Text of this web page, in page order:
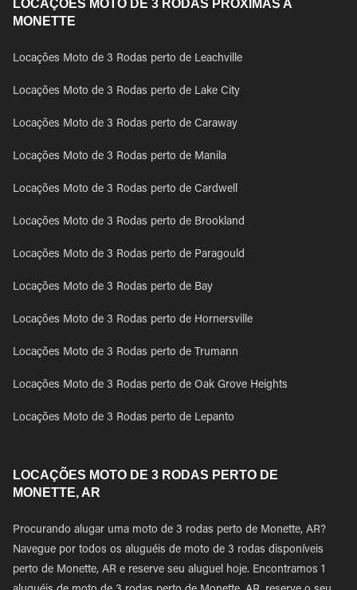
LOCAÇÕES MOTO DE 3 RODAS PRÓXIMAS A
MONETTE
Locações Moto de 3 Rodas perto de Leachville
Locações Moto de 3 Rodas perto de Lake City
Locações Moto de 3 Rodas perto de Caraway
Locações Moto de 3 Rodas perto de Manila
Locações Moto de 3 Rodas perto de Cardwell
Locações Moto de 3 Rodas perto de Brookland
Locações Moto de 3 Rodas perto de Paragould
Locações Moto de 3 Rodas perto de Bay
Locações Moto de 3 Rodas perto de Hornersville
Locações Moto de 3 Rodas perto de Trumann
Locações Moto de 3 Rodas perto de Oak Grove Heights
Locações Moto de 3 Rodas perto de Lepanto
LOCAÇÕES MOTO DE 3 RODAS PERTO DE
MONETTE, AR
Procurando alugar uma moto de 3 rodas perto de Monette, AR?
Navegue por todos os aluguéis de moto de 3 rodas disponíveis
perto de Monette, AR e reserve seu aluguel hoje. Encontramos 1